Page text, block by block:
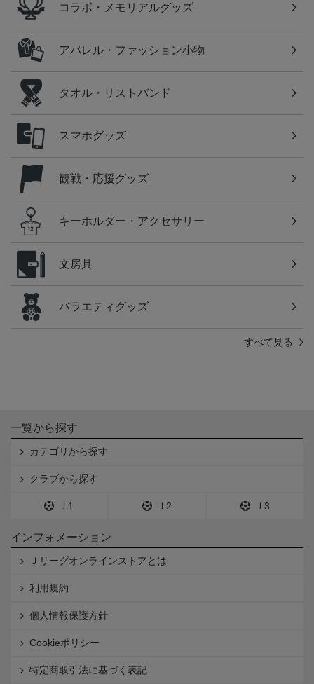
コラボ・メモリアルグッズ
アパレル・ファッション小物
タオル・リストバンド
スマホグッズ
観戦・応援グッズ
キーホルダー・アクセサリー
文房具
バラエティグッズ
すべて見る
一覧から探す
カテゴリから探す
クラブから探す
Ｊ1 Ｊ2 Ｊ3
インフォメーション
Ｊリーグオンラインストアとは
利用規約
個人情報保護方針
Cookieポリシー
特定商取引法に基づく表記